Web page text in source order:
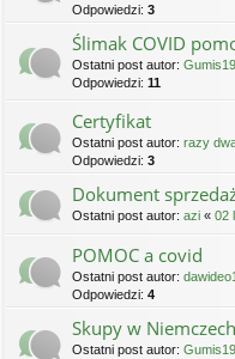
Odpowiedzi: 3
Ślimak COVID
Ostatni post autor:
Odpowiedzi: 11
Certyfikat
Ostatni post autor: razy
Odpowiedzi: 3
Dokument
Ostatni post autor: azi « 02
POMOC a covid
Ostatni post autor:
Odpowiedzi: 4
Skupy w Niemczech
Ostatni post autor: